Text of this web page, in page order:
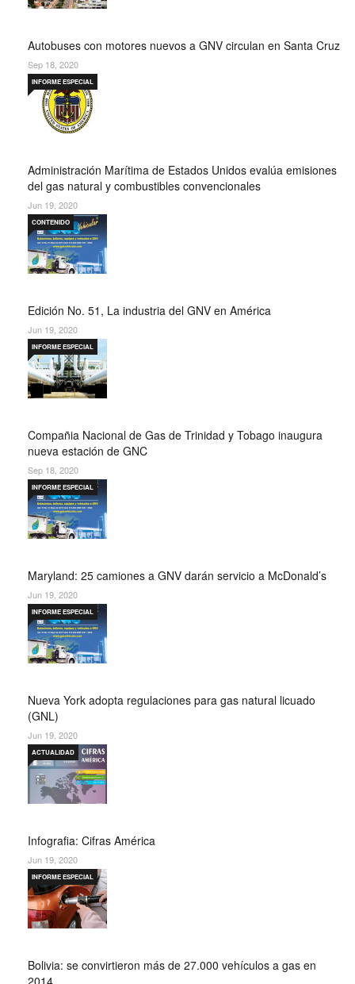
Autobuses con motores nuevos a GNV circulan en Santa Cruz
Sep 18, 2020
Administración Marítima de Estados Unidos evalúa emisiones
del gas natural y combustibles convencionales
INFORME ESPECIAL
Jun 19, 2020
Edición No. 51, La industria del GNV en América
CONTENIDO
Jun 19, 2020
Compañia Nacional de Gas de Trinidad y Tobago inaugura
nueva estación de GNC
INFORME ESPECIAL
Sep 18, 2020
Maryland: 25 camiones a GNV darán servicio a McDonald’s
INFORME ESPECIAL
Jun 19, 2020
Nueva York adopta regulaciones para gas natural licuado
(GNL)
INFORME ESPECIAL
Jun 19, 2020
Infografia: Cifras América
ACTUALIDAD
Jun 19, 2020
Bolivia: se convirtieron más de 27.000 vehículos a gas en
2014
INFORME ESPECIAL